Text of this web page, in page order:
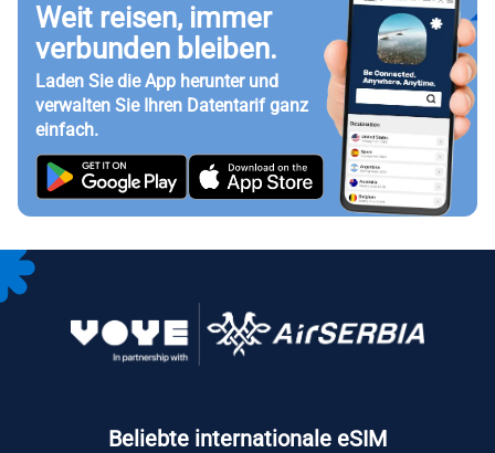
Weit reisen, immer
verbunden bleiben.
Laden Sie die App herunter und
verwalten Sie Ihren Datentarif ganz
einfach.
Beliebte internationale eSIM